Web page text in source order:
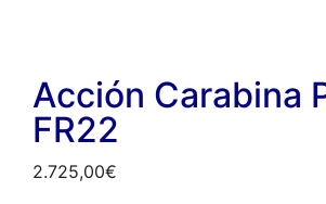
Acción Carabina
FR22
2.725,00€